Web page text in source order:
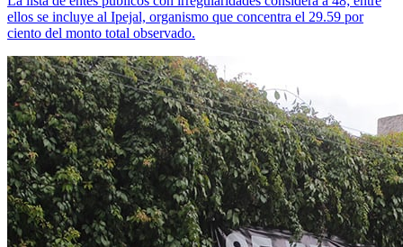
ellos se incluye al Ipejal, organismo que concentra el 29.59 por
ciento del monto total observado.